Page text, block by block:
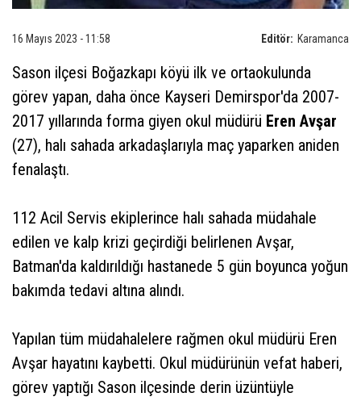
Editör: Karamanca
16 Mayıs 2023 - 11:58
Sason ilçesi Boğazkapı köyü ilk ve ortaokulunda
görev yapan, daha önce Kayseri Demirspor'da 2007-
2017 yıllarında forma giyen okul müdürü Eren Avşar
(27), halı sahada arkadaşlarıyla maç yaparken aniden
fenalaştı.
112 Acil Servis ekiplerince halı sahada müdahale
edilen ve kalp krizi geçirdiği belirlenen Avşar,
Batman'da kaldırıldığı hastanede 5 gün boyunca yoğun
bakımda tedavi altına alındı.
Yapılan tüm müdahalelere rağmen okul müdürü Eren
Avşar hayatını kaybetti. Okul müdürünün vefat haberi,
görev yaptığı Sason ilçesinde derin üzüntüyle